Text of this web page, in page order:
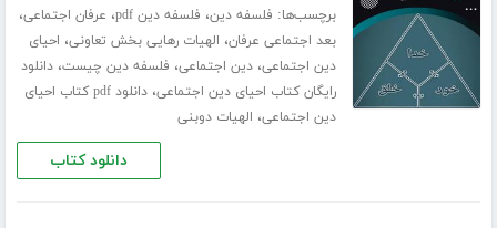
برچسب‌ها: فلسفه دین، فلسفه دین pdf ، عرفان اجتماعی،
بعد اجتماعی عرفان، الهیات رهایی بخش تعاونی، احیای
دین اجتماعی،دین اجتماعی، فلسفه دین چیست،دانلود
رایگان کتاب احیای دین اجتماعی،
دانلود pdf کتاب احیای
دین اجتماعی، الهیات دوبنی
دانلود کتاب